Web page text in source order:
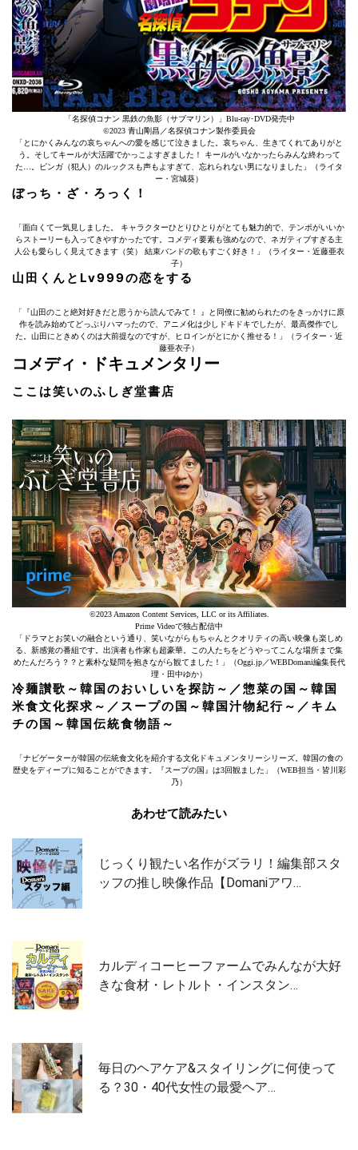
「名探偵コナン 黒鉄の魚影（サブマリン）」Blu-ray･DVD発売中
©️2023 青山剛昌／名探偵コナン製作委員会
「とにかくみんなの哀ちゃんへの愛を感じて泣きました。哀ちゃん、生きてくれてありがと
う。そしてキールが大活躍でかっこよすぎました！ キールがいなかったらみんな終わって
た…。ピンガ（犯人）のルックスも声もよすぎて、忘れられない男になりました」（ライタ
ー・宮城葵）
ぼっち・ざ・ろっく！
「面白くて一気見しました。 キャラクターひとりひとりがとても魅力的で、テンポがいいか
らストーリーも入ってきやすかったです。コメディ要素も強めなので、ネガティブすぎる主
人公も愛らしく見えてきます（笑） 結束バンドの歌もすごく好き！」（ライター・近藤亜衣
子）
山田くんとLv999の恋をする
「『山田のこと絶対好きだと思うから読んでみて！ 』と同僚に勧められたのをきっかけに原
作を読み始めてどっぷりハマったので、アニメ化は少しドキドキでしたが、最高傑作でし
た。山田にときめくのは大前提なのですが、ヒロインがとにかく推せる！」（ライター・近
藤亜衣子）
コメディ・ドキュメンタリー
ここは笑いのふしぎ堂書店
©2023 Amazon Content Services, LLC or its Affiliates.
Prime Videoで独占配信中
「ドラマとお笑いの融合という通り、笑いながらもちゃんとクオリティの高い映像も楽しめ
る、新感覚の番組です。出演者も作家も超豪華。この人たちをどうやってこんな場所まで集
めたんだろう？？と素朴な疑問を抱きながら観てました！」（Oggi.jp／WEBDomani編集長代
理・田中ゆか）
冷麺讃歌～韓国のおいしいを探訪～／惣菜の国～韓国
米食文化探求～／スープの国～韓国汁物紀行～／キム
チの国～韓国伝統食物語～
「ナビゲーターが韓国の伝統食文化を紹介する文化ドキュメンタリーシリーズ。韓国の食の
歴史をディープに知ることができます。『スープの国』は3回観ました」（WEB担当・皆川彩
乃）
あわせて読みたい
じっくり観たい名作がズラリ！編集部スタ
ッフの推し映像作品【Domaniアワ…
カルディコーヒーファームでみんなが大好
きな食材・レトルト・インスタン…
毎日のヘアケア&スタイリングに何使って
る？30・40代女性の最愛ヘア…